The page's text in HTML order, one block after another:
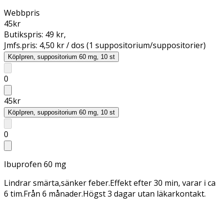
Webbpris
45kr
Butikspris: 49 kr,
Jmfs.pris: 4,50 kr / dos (1 suppositorium/suppositorier)
KöpIpren, suppositorium 60 mg, 10 st
0
45kr
KöpIpren, suppositorium 60 mg, 10 st
0
Ibuprofen 60 mg
Lindrar smärta,sänker feber.Effekt efter 30 min, varar i ca
6 tim.Från 6 månader.Högst 3 dagar utan läkarkontakt.